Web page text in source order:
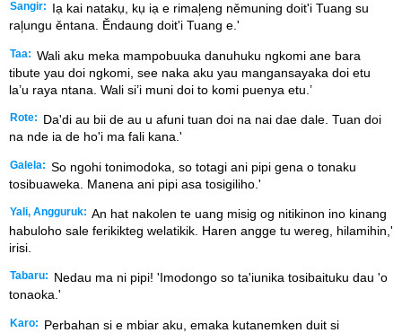
Sangir:
Iạ kai natakụ, kụ iạ e rimal᷊eng němuning doit'i Tuang su
ral᷊ungu ěntana. Ěndaung doit'i Tuang e.'
Taa: Wali aku meka mampobuuka danuhuku ngkomi ane bara
tibute yau doi ngkomi, see naka aku yau mangansayaka doi etu
la’u raya ntana. Wali si’i muni doi to komi puenya etu.’
Rote:
Da'di au bii de au u afuni tuan doi na nai dae dale. Tuan doi
na nde ia de ho'i ma fali kana.'
Galela: So ngohi tonimodoka, so totagi ani pipi gena o tonaku
tosibuaweka. Manena ani pipi asa tosigiliho.'
Yali, Angguruk: An hat nakolen te uang misig og nitikinon ino kinang
habuloho sale ferikikteg welatikik. Haren angge tu wereg, hilamihin,'
irisi.
Tabaru:
Nedau ma ni pipi! 'Imodongo so ta'iunika tosibaituku dau 'o
tonaoka.'
Karo:
Perbahan si e mbiar aku, emaka kutanemken duit si